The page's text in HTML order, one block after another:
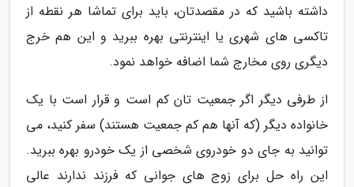
داشته باشید که در مقصدتان، باید برای تماشا هر نقطه از
تاکسی های شهری یا اینترنتی بهره ببرید و این هم خرج
دیگری روی مخارج شما اضافه خواهد نمود.
از طرفی دیگر اگر جمعیت تان کم است و قرار است با یک
خانواده دیگر (که آنها هم کم جمعیت هستند) سفر کنید، می
توانید به جای دو خودروی شخصی از یک خودرو بهره ببرید.
این راه حل برای زوج های جوانی که فرزند ندارند عالی